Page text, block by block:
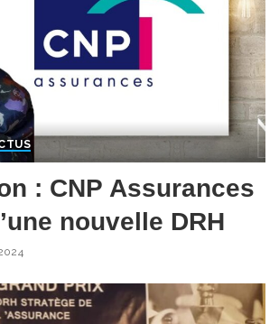
: CNP Assurances
nouvelle DRH